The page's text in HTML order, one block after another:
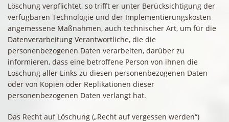
Löschung verpflichtet, so trifft er unter Berücksichtigung der
verfügbaren Technologie und der Implementierungskosten
angemessene Maßnahmen, auch technischer Art, um für die
Datenverarbeitung Verantwortliche, die die
personenbezogenen Daten verarbeiten, darüber zu
informieren, dass eine betroffene Person von ihnen die
Löschung aller Links zu diesen personenbezogenen Daten
oder von Kopien oder Replikationen dieser
personenbezogenen Daten verlangt hat.
Das Recht auf Löschung („Recht auf vergessen werden“)